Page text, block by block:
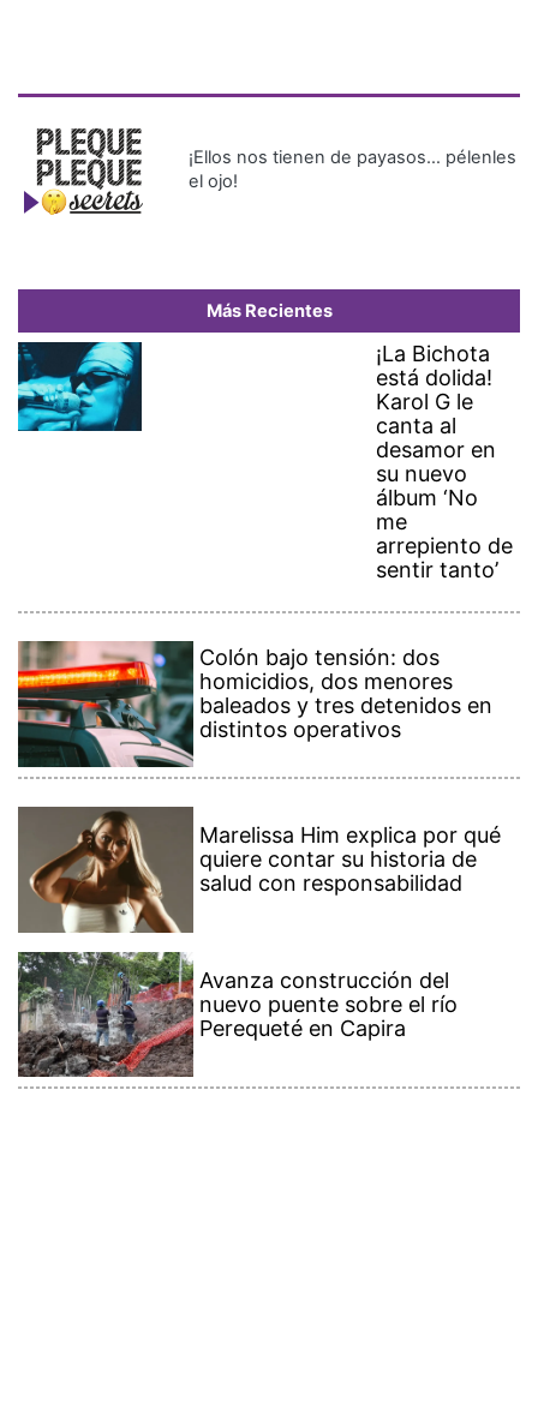
¡Ellos nos tienen de payasos… pélenles
el ojo!
Más Recientes
¡La Bichota
está dolida!
Karol G le
canta al
desamor en
su nuevo
álbum ‘No
me
arrepiento de
sentir tanto’
Colón bajo tensión: dos
homicidios, dos menores
baleados y tres detenidos en
distintos operativos
Marelissa Him explica por qué
quiere contar su historia de
salud con responsabilidad
Avanza construcción del
nuevo puente sobre el río
Perequeté en Capira